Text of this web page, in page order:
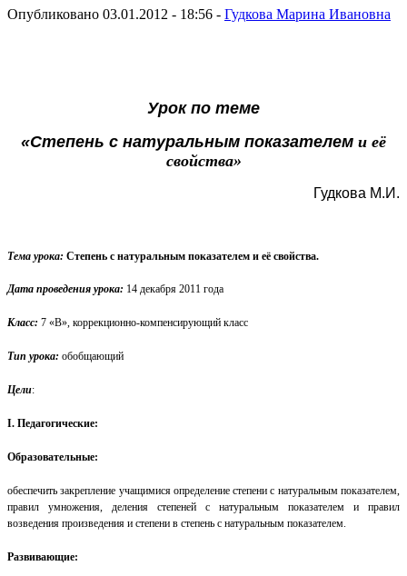
Опубликовано 03.01.2012 - 18:56 - Гудкова Марина Ивановна
Урок по теме
«Степень с натуральным показателем и её
свойства»
Гудкова М.И.
Тема урока: Степень с натуральным показателем и её свойства.
Дата проведения урока: 14 декабря 2011 года
Класс: 7 «В», коррекционно-компенсирующий класс
Тип урока: обобщающий
Цели:
I. Педагогические:
Образовательные:
обеспечить закрепление учащимися определение степени с натуральным показателем,
правил умножения, деления степеней с натуральным показателем и правил
возведения произведения и степени в степень с натуральным показателем.
Развивающие: